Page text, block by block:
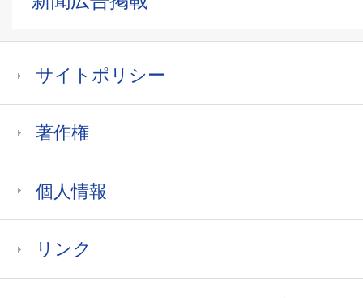
サイトポリシー
著作権
個人情報
リンク